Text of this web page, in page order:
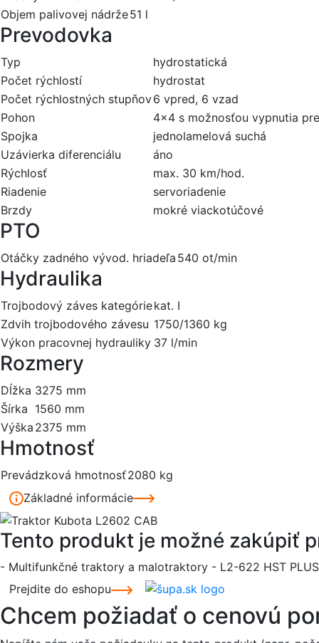
Objem palivovej nádrže51 l
Prevodovka
Typ
hydrostatická
Počet rýchlostí
hydrostat
Počet rýchlostných stupňov6 vpred, 6 vzad
Pohon
4x4 s možnosťou vypnutia
Spojka
jednolamelová suchá
Uzávierka diferenciálu
áno
Rýchlosť
max. 30 km/hod.
Riadenie
servoriadenie
Brzdy
mokré viackotúčové
PTO
Otáčky zadného vývod. hriadeľa 540 ot/min
Hydraulika
Trojbodový záves kategóriekat. I
Zdvih trojbodového závesu 1750/1360 kg
Výkon pracovnej hydrauliky 37 l/min
Rozmery
Dĺžka 3275 mm
Šírka 1560 mm
Výška 2375 mm
Hmotnosť
Prevádzková hmotnosť2080 kg
Základné informácie
Tento produkt je možné zakúpiť
- Multifunkčné traktory a malotraktory - L2-622 HST
Prejdite do eshopu
Chcem požiadať o cenovú